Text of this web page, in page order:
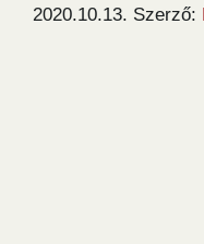
2020.10.13. Szerző: